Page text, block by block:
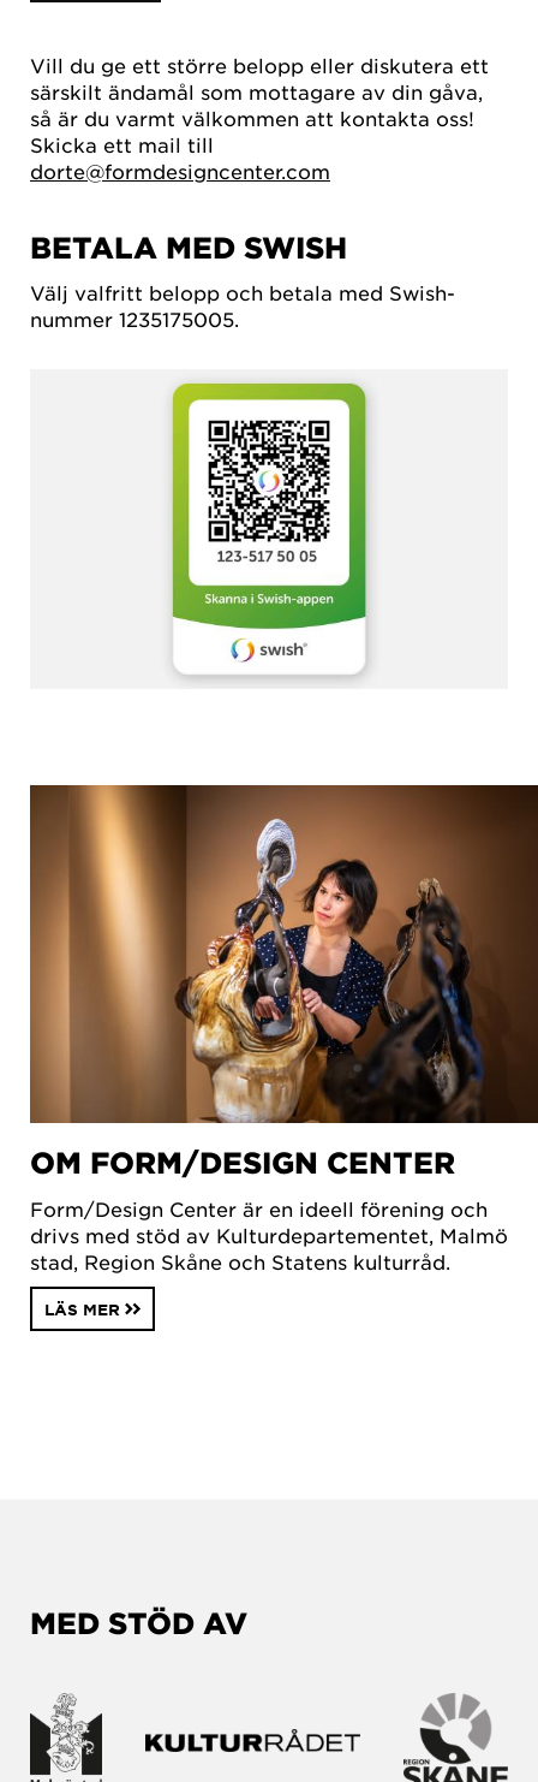
Vill du ge ett större belopp eller diskutera ett
särskilt ändamål som mottagare av din gåva,
så är du varmt välkommen att kontakta oss!
Skicka ett mail till
dorte@formdesigncenter.com
BETALA MED SWISH
Välj valfritt belopp och betala med Swish-
nummer 1235175005.
OM FORM/DESIGN CENTER
Form/Design Center är en ideell förening och
drivs med stöd av Kulturdepartementet, Malmö
stad, Region Skåne och Statens kulturråd.
LÄS MER
MED STÖD AV